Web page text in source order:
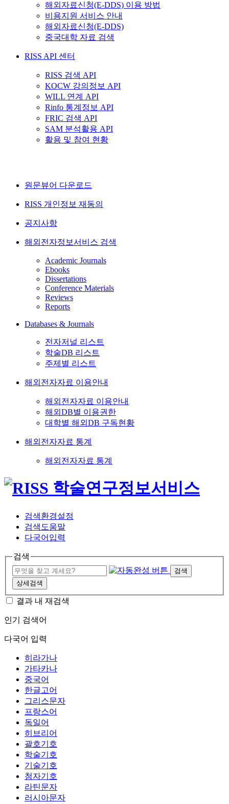
해외자료신청(E-DDS) 이용 방법
비용지원 서비스 안내
해외자료신청(E-DDS)
중국대학 자료 검색
RISS API 센터
RISS 검색 API
KOCW 강의정보 API
WILL 연계 API
Rinfo 통계정보 API
FRIC 검색 API
SAM 분석활용 API
활용 및 참여 현황
원문뷰어 다운로드
RISS 개인정보 재동의
공지사항
해외전자정보서비스 검색
Academic Journals
Ebooks
Dissertations
Conference Materials
Reviews
Reports
Databases & Journals
전자저널 리스트
학술DB 리스트
주제별 리스트
해외전자자료 이용안내
해외전자자료 이용안내
해외DB별 이용권한
대학별 해외DB 구독현황
해외전자자료 통계
해외전자자료 통계
검색환경설정
검색도움말
다국어입력
검색
검색
상세검색
결과 내 재검색
인기 검색어
다국어 입력
히라가나
가타카나
중국어
한글고어
그리스문자
프랑스어
독일어
히브리어
괄호기호
학술기호
기술기호
첨자기호
라틴문자
러시아문자